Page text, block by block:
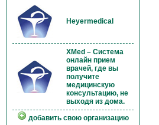
Heyermedical
XMed – Система
онлайн прием
врачей, где вы
получите
медицинскую
консультацию, не
выходя из дома.
добавить свою организацию